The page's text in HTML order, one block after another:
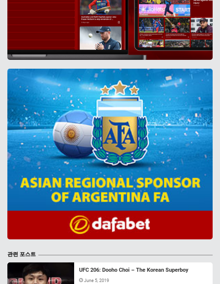
관련 포스트
UFC 206: Dooho Choi – The Korean Superboy
June 5, 2019